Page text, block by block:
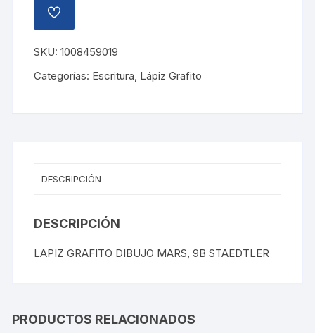
cantidad
AÑADIR
A
LISTA
DE
DESEOS
SKU:1008459019
Categorías: Escritura, Lápiz Grafito
DESCRIPCIÓN
DESCRIPCIÓN
LAPIZ GRAFITO DIBUJO MARS, 9B STAEDTLER
PRODUCTOS RELACIONADOS